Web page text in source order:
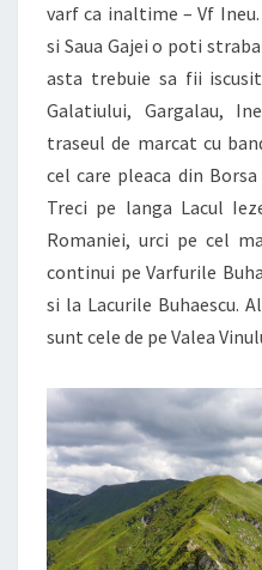
varf ca inaltime – Vf
si Saua Gajei o poti
asta trebuie sa fii
Galatiului, Gargalau,
traseul de marcat cu
cel care pleaca din
Treci pe langa Lacul
Romaniei, urci pe cel
continui pe Varfurile
si la Lacurile Buhaescu.
sunt cele de pe Valea